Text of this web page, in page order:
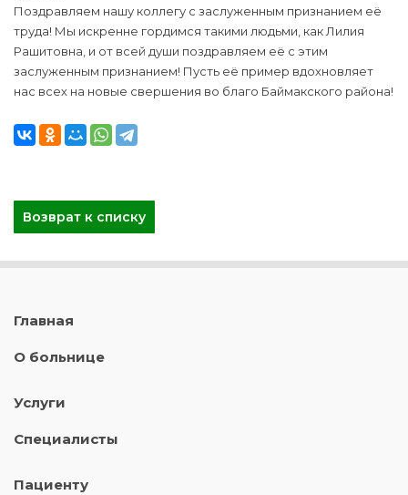
Поздравляем нашу коллегу с заслуженным признанием её
труда! Мы искренне гордимся такими людьми, как Лилия
Рашитовна, и от всей души поздравляем её с этим
заслуженным признанием! Пусть её пример вдохновляет
нас всех на новые свершения во благо Баймакского района!
Возврат к списку
Главная
О больнице
Услуги
Специалисты
Пациенту